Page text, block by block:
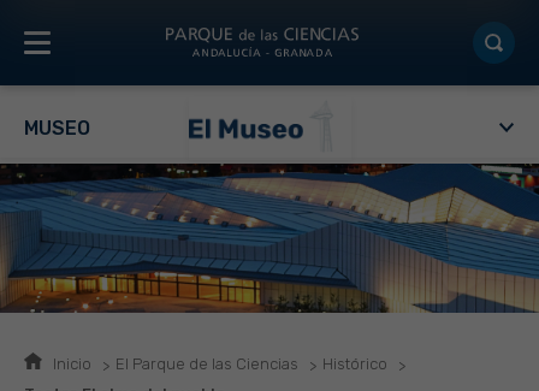
MUSEO
Inicio El Parque de las Ciencias
Histórico